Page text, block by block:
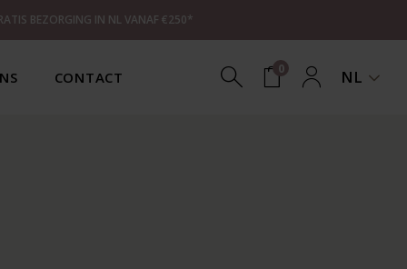
BEZORGING IN NL VANAF €250*
CONTACT 0 NL